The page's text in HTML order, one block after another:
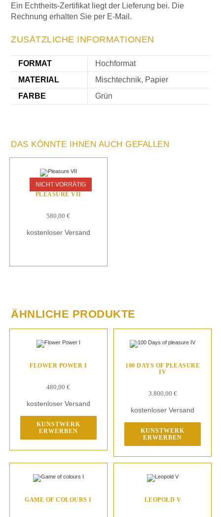
Ein Echtheits-Zertifikat liegt der Lieferung bei. Die
Rechnung erhalten Sie per E-Mail.
ZUSÄTZLICHE INFORMATIONEN
FORMAT
Hochformat
MATERIAL
Mischtechnik, Papier
FARBE
Grün
DAS KÖNNTE IHNEN AUCH GEFALLEN
NICHT VORRÄTIG
PLEASURE VII
580,00€
kostenloser Versand
ÄHNLICHE PRODUKTE
FLOWER POWER I
480,00€
kostenloser Versand
KUNSTWERK
ERWERBEN
100 DAYS OF PLEASURE
IV
3.800,00 €
kostenloser Versand
KUNSTWERK
ERWERBEN
GAME OF COLOURS I LEOPOLD V